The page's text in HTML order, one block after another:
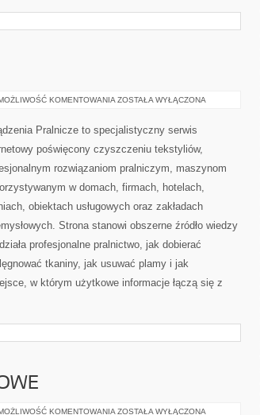
KOMENTOWANIA PORADNIK
ZOSTAŁA WYŁĄCZONA
Pralnicze to specjalistyczny serwis
poświęcony czyszczeniu tekstyliów,
rozwiązaniom pralniczym, maszynom
w domach, firmach, hotelach,
obiektach usługowych oraz zakładach
Strona stanowi obszerne źródło wiedzy
profesjonalne pralnictwo, jak dobierać
tkaniny, jak usuwać plamy i jak
w którym użytkowe informacje łączą się z
KOMENTOWANIA CIEKAWOSTKI
ZOSTAŁA WYŁĄCZONA